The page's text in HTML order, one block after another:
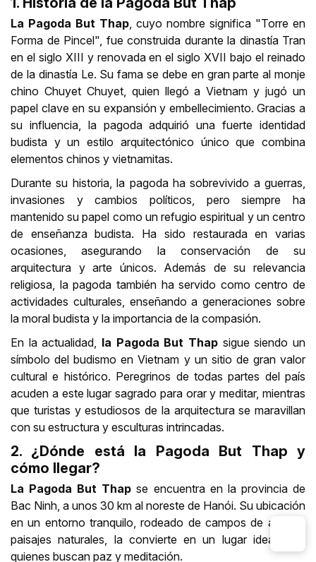
La Pagoda But Thap, cuyo nombre significa "Torre en
Forma de Pincel", fue construida durante la dinastía Tran
en el siglo XIII y renovada en el siglo XVII bajo el reinado
de la dinastía Le. Su fama se debe en gran parte al monje
chino Chuyet Chuyet, quien llegó a Vietnam y jugó un
papel clave en su expansión y embellecimiento. Gracias a
su influencia, la pagoda adquirió una fuerte identidad
budista y un estilo arquitectónico único que combina
elementos chinos y vietnamitas.
Durante su historia, la pagoda ha sobrevivido a guerras,
invasiones y cambios políticos, pero siempre ha
mantenido su papel como un refugio espiritual y un centro
de enseñanza budista. Ha sido restaurada en varias
ocasiones, asegurando la conservación de su
arquitectura y arte únicos. Además de su relevancia
religiosa, la pagoda también ha servido como centro de
actividades culturales, enseñando a generaciones sobre
la moral budista y la importancia de la compasión.
En la actualidad, la Pagoda But Thap sigue siendo un
símbolo del budismo en Vietnam y un sitio de gran valor
cultural e histórico. Peregrinos de todas partes del país
acuden a este lugar sagrado para orar y meditar, mientras
que turistas y estudiosos de la arquitectura se maravillan
con su estructura y esculturas intrincadas.
2. ¿Dónde está la Pagoda But Thap y
cómo llegar?
La Pagoda But Thapse encuentra en la provincia de
Bac Ninh, a unos 30 km al noreste de Hanói. Su ubicación
en un entorno tranquilo, rodeado de campos de arroz y
paisajes naturales, la convierte en un lugar ideal para
quienes buscan paz y meditación.